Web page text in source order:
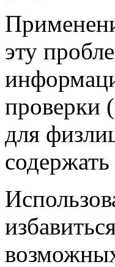
эту
проверки
для